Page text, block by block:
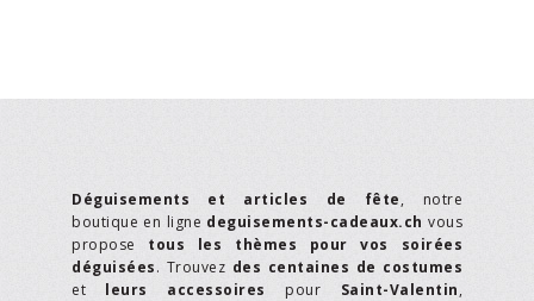
Déguisements et articles de fête, notre
boutique en ligne deguisements-cadeaux.ch vous
propose tous les thèmes pour vos soirées
déguisées. Trouvez des centaines de costumes
et leurs accessoires pour Saint-Valentin,